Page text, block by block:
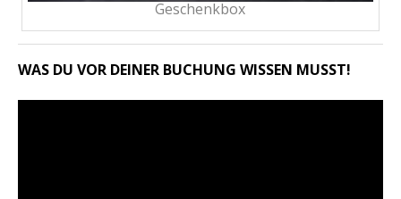
Geschenkbox
WAS DU VOR DEINER BUCHUNG WISSEN MUSST!